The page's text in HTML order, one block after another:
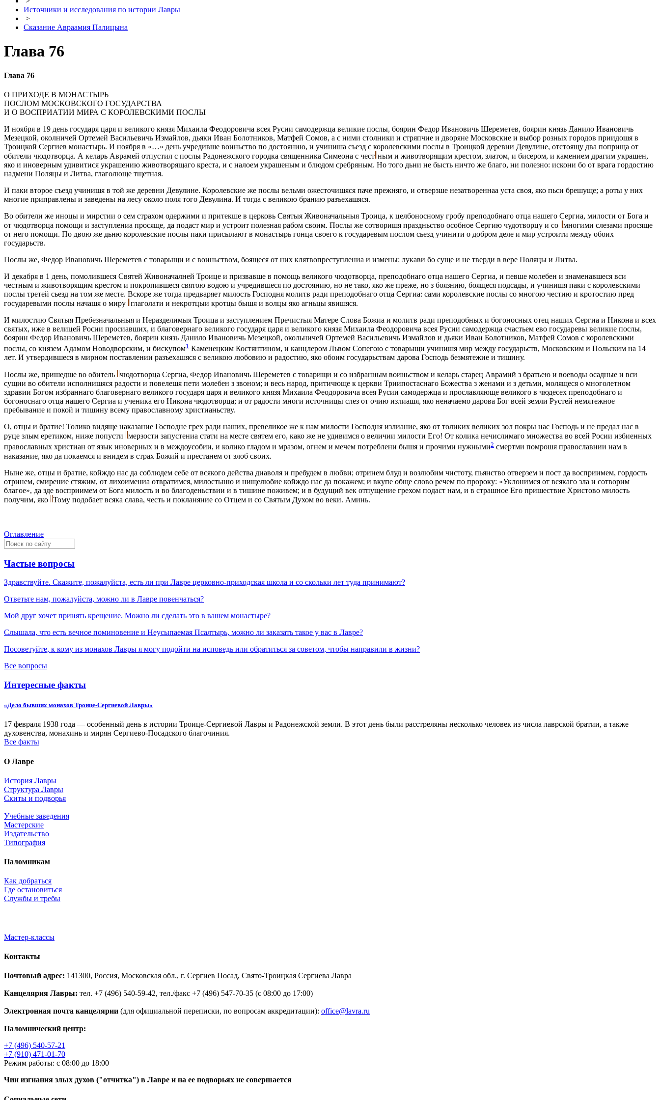
Источники и исследования по истории Лавры
>
Сказание Авраамия Палицына
Глава 76
Глава 76
О ПРИХОДE В МОНАСТЫРЬ
ПОСЛОМ МОСКОВСКОГО ГОСУДАРСТВА
И О ВОСПРИАТИИ МИРА С КОРОЛЕВСКИМИ ПОСЛЫ
И ноября в 19 день государя царя и великого князя Михаила Феодоровича всея Русии самодержца великие послы, боярин Федор Ивановичь Шереметев, боярин князь Данило Ивановичь
Мезецкой, околничей Ортемей Васильевичь Измайлов, дьяки Иван Болотников, Матфей Сомов, а с ними столники и стряпчие и дворяне Московские и выбор розных городов приидошя в
Троицкой Сергиев монастырь. И ноября в «…» день учредивше воиньство по достоянию, и учиниша съeзд с королевскими послы в Троицкой деревни Девулинe, отстоящу два поприща от
обители чюдотворца. А келарь Аврамей отпустил с послы Радонежского городка священника Симеона с чест ным и животворящим крестом, златом, и бисером, и камением драгим украшен,
яко и иновeрным удивитися украшению животворящаго креста, и с налоем украшеным и блюдом сребряным. Но того дьни не бысть ничто же благо, ни полезно: искони бо от врага гордостию
надмени Поляцы и Литва, глаголюще тщетная.
И паки второе съeзд учинишя в той же деревни Девулинe. Королевские же послы вельми ожесточишяся паче прежняго, и отверзше незатвореннаа уста своя, яко пьси брешуще; а роты у них
многие приправлены и заведены на лесу около поля того Девулина. И тогда с великою бранию разъeхашяся.
Во обители же иноцы и мирстии о сем страхом одержими и притекше в церковь Святыя Живоначальныя Троица, к цeлбоносному гробу преподобнаго отца нашего Сергиа, милости от Бога и
от чюдотворца помощи и заступлениа просяще, да подаст мир и устроит полезная рабом своим. Послы же сотворишя праздньство особное Сергию чудотворцу и со многими слезами просяще
от него помощи. По двою же дьню королевские послы паки присылают в монастырь гонца своего к государевым послом сьeзд учинити о добром дeлe и мир устроити между обоих
государьств.
Послы же, Федор Ивановичь Шереметев с товарыщи и с воиньством, боящеся от них клятвопреступлениа и измeны: лукави бо суще и не тверди в вeре Поляцы и Литва.
И декабря в 1 день, помолившеся Святeй Живоначалнeй Троицe и призвавше в помощь великого чюдотворца, преподобнаго отца нашего Сергиа, и пeвше молебен и знаменавшеся вси
честным и животворящим крестом и покропившеся святою водою и учредившеся по достоянию, но не тако, яко же преже, но з боязнию, боящеся подсады, и учинишя паки с королевскими
послы третей сьeзд на том же мeстe. Вскорe же тогда предваряет милость Господня молитв ради преподобнаго отца Сергиа: сами королевские послы со многою честию и кротостию пред
государевыми послы начашя о миру глаголати и некротцыи кротцы бышя и волцы яко агньцы явишяся.
И милостию Святыя Пребезначальныя и Нераздeлимыя Троица и заступлением Пречистыя Матере Слова Божиа и молитв ради преподобных и богоносных отец наших Сергиа и Никона и всeх
святых, иже в велицей Росии просиавших, и благовeрнаго великого государя царя и великого князя Михаила Феодоровича всея Русии самодержца счастьем ево государевы великие послы,
боярин Федор Ивановичь Шереметев, боярин князь Данило Ивановичь Мезецкой, окольничей Ортемей Васильевичь Измайлов и дьяки Иван Болотников, Матфей Сомов с королевскими
послы, со князем Адамом Новодворским, и бискупом1 Каменецким Костянтином, и канцлeром Львом Сопeгою с товарыщи учинишя мир между государьств, Московским и Польским на 14
лeт. И утвердившеся в мирном поставлении разъeхашяся с великою любовию и радостию, яко обоим государьствам дарова Господь безмятежие и тишину.
Послы же, пришедше во обитель чюдотворца Сергиа, Федор Ивановичь Шереметев с товарищи и со избранным воиньством и келарь старец Аврамий з братьею и воеводы осадные и вси
сущии во обители исполнишяся радости и повелешя пeти молебен з звоном; и весь народ, притичюще к церкви Триипостаснаго Божества з женами и з дeтьми, молящеся о многолeтном
здравии Богом избраннаго благовeрнаго великого государя царя и великого князя Михаила Феодоровича всея Русии самодержца и прославляюще великого в чюдесeх преподобнаго и
богоноснаго отца нашего Сергиа и ученика его Никона чюдотворца; и от радости многи источницы слез от очию излиашя, яко неначаемо дарова Бог всей земли Рустей немятежное
пребывание и покой и тишину всему православному христианьству.
О, отцы и братие! Толико видяще наказание Господне грeх ради наших, превеликое же к нам милости Господня излиание, яко от толиких великих зол покры нас Господь и не предал нас в
руцe злым еретиком, ниже попусти
мерзости запустeниа стати на мeстe святeм его, како же не удивимся о величии милости Его! От колика нечислимаго множества во всей Росии избиенных
православных христиан от язык иновeрных и в междоусобии, и колико гладом и мразом, огнем и мечем потреблени бышя и прочими нужными2 смертми помрошя православнии нам в
наказание, яко да покаемся и внидем в страх Божий и престанем от злоб своих.
Нынe же, отцы и братие, койждо нас да соблюдем себe от всякого дeйства диаволя и пребудем в любви; отринем блуд и возлюбим чистоту, пьянство отверзем и пост да восприимем, гордость
отринем, смирение стяжим, от лихоимeниа отвратимся, милостыню и нищелюбие койждо нас да покажем; и вкупe обще слово речем по пророку: «Уклонимся от всякаго зла и сотворим
благое», да здe восприимем от Бога милость и во благоденьствии и в тишинe поживем; и в будущий вeк отпущение грeхом подаст нам, и в страшное Его пришествие Христово милость
получим, яко Тому подобает всяка слава, честь и покланяние со Отцем и со Святым Духом во вeки. Аминь.
Оглавление
Частые вопросы
Здравствуйте. Скажите, пожалуйста, есть ли при Лавре церковно-приходская школа и со скольки лет туда принимают?
Ответьте нам, пожалуйста, можно ли в Лавре повенчаться?
Мой друг хочет принять крещение. Можно ли сделать это в вашем монастыре?
Слышала, что есть вечное поминовение и Неусыпаемая Псалтырь, можно ли заказать такое у вас в Лавре?
Посоветуйте, к кому из монахов Лавры я могу подойти на исповедь или обратиться за советом, чтобы направили в жизни?
Все вопросы
Интересные факты
«Дело бывших монахов Троице-Сергиевой Лавры»
17 февраля 1938 года — особенный день в истории Троице-Сергиевой Лавры и Радонежской земли. В этот день были расстреляны несколько человек из числа лаврской братии, а также
духовенства, монахинь и мирян Сергиево-Посадского благочиния.
Все факты
О Лавре
История Лавры
Структура Лавры
Скиты и подворья
Учебные заведения
Мастерские
Издательство
Типография
Паломникам
Как добраться
Где остановиться
Службы и требы
Мастер-классы
Контакты
Почтовый адрес: 141300, Россия, Московская обл., г. Сергиев Посад, Свято-Троицкая Сергиева Лавра
Канцелярия Лавры: тел. +7 (496) 540-59-42, тел./факс +7 (496) 547-70-35 (с 08:00 до 17:00)
Электронная почта канцелярии (для официальной переписки, по вопросам аккредитации): office@lavra.ru
Паломнический центр:
+7 (496) 540-57-21
+7 (910) 471-01-70
Режим работы: с 08:00 до 18:00
Чин изгнания злых духов ("отчитка") в Лавре и на ее подворьях не совершается